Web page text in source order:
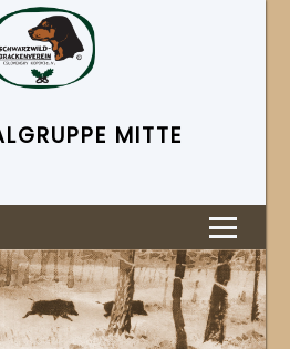
MITTE